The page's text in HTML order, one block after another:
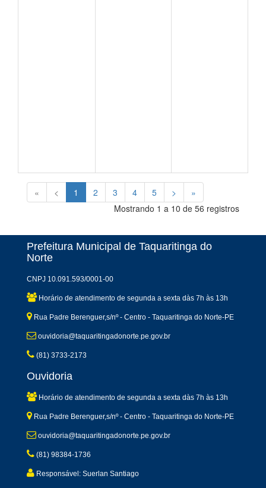
« < 1 2 3 4 5 >
»
Mostrando 1 a 10 de 56 registros
Prefeitura Municipal de Taquaritinga do
Norte
CNPJ 10.091.593/0001-00
Horário de atendimento de segunda a sexta dàs 7h às 13h
Rua Padre Berenguer,s/nº - Centro - Taquaritinga do Norte-PE
ouvidoria@taquaritingadonorte.pe.gov.br
(81) 3733-2173
Ouvidoria
Horário de atendimento de segunda a sexta dàs 7h às 13h
Rua Padre Berenguer,s/nº - Centro - Taquaritinga do Norte-PE
ouvidoria@taquaritingadonorte.pe.gov.br
(81) 98384-1736
Responsável: Suerlan Santiago